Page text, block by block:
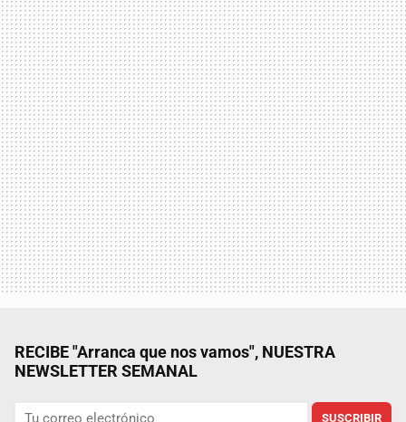
RECIBE "Arranca que nos vamos", NUESTRA
NEWSLETTER SEMANAL
SUSCRIBIR